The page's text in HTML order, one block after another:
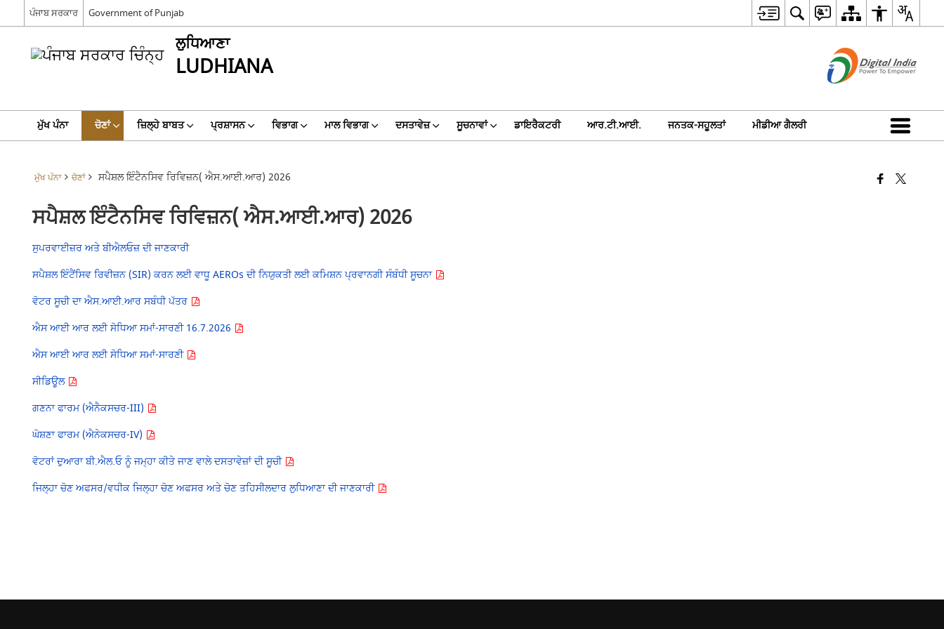
ਪੰਜਾਬ ਸਰਕਾਰ Government of Punjab
ਲੁਧਿਆਣਾ
LUDHIANA
ਮੁੱਖ ਪੰਨਾ ਚੋਣਾਂ ਜ਼ਿਲ੍ਹੇ ਬਾਬਤ ਪ੍ਰਸ਼ਾਸਨ ਵਿਭਾਗ ਮਾਲ ਵਿਭਾਗ ਦਸਤਾਵੇਜ਼ ਸੂਚਨਾਵਾਂ ਡਾਇਰੈਕਟਰੀ ਆਰ.ਟੀ.ਆਈ. ਜਨਤਕ-ਸਹੂਲਤਾਂ ਮੀਡੀਆ ਗੈਲਰੀ
ਮੁੱਖ ਪੰਨਾ ਚੋਣਾਂ ਸਪੈਸ਼ਲ ਇੰਟੈਨਸਿਵ ਰਿਵਿਜ਼ਨ( ਐਸ.ਆਈ.ਆਰ) 2026
ਸਪੈਸ਼ਲ ਇੰਟੈਨਸਿਵ ਰਿਵਿਜ਼ਨ( ਐਸ.ਆਈ.ਆਰ) 2026
ਸੁਪਰਵਾਈਜ਼ਰ ਅਤੇ ਬੀਐਲਓਜ਼ ਦੀ ਜਾਣਕਾਰੀ
ਸਪੈਸ਼ਲ ਇੰਟੈਂਸਿਵ ਰਿਵੀਜ਼ਨ (SIR) ਕਰਨ ਲਈ ਵਾਧੂ AEROs ਦੀ ਨਿਯੁਕਤੀ ਲਈ ਕਮਿਸ਼ਨ ਪ੍ਰਵਾਨਗੀ ਸੰਬੰਧੀ ਸੂਚਨਾ
ਵੋਟਰ ਸੂਚੀ ਦਾ ਐਸ.ਆਈ.ਆਰ ਸਬੰਧੀ ਪੱਤਰ
ਐਸ ਆਈ ਆਰ ਲਈ ਸੋਧਿਆ ਸਮਾਂ-ਸਾਰਣੀ 16.7.2026
ਐਸ ਆਈ ਆਰ ਲਈ ਸੋਧਿਆ ਸਮਾਂ-ਸਾਰਣੀ
ਸੀਡਿਊਲ
ਗਣਨਾ ਫਾਰਮ (ਐਨੈਕਸਚਰ-III)
ਘੋਸ਼ਣਾ ਫਾਰਮ (ਐਨੇਕਸਚਰ-IV)
ਵੋਟਰਾਂ ਦੁਆਰਾ ਬੀ.ਐਲ.ਓ ਨੂੰ ਜਮ੍ਹਾ ਕੀਤੇ ਜਾਣ ਵਾਲੇ ਦਸਤਾਵੇਜ਼ਾਂ ਦੀ ਸੂਚੀ
ਜਿਲ੍ਹਾ ਚੋਣ ਅਫਸਰ/ਵਧੀਕ ਜਿਲ੍ਹਾ ਚੋਣ ਅਫਸਰ ਅਤੇ ਚੋਣ ਤਹਿਸੀਲਦਾਰ ਲੁਧਿਆਣਾ ਦੀ ਜਾਣਕਾਰੀ